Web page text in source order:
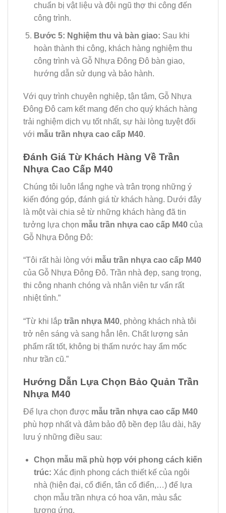
chuẩn bị vật liệu và đội ngũ thợ thi công đến
công trình.
Bước 5: Nghiệm thu và bàn giao: Sau khi
hoàn thành thi công, khách hàng nghiệm thu
công trình và Gỗ Nhựa Đông Đô bàn giao,
hướng dẫn sử dụng và bảo hành.
Với quy trình chuyên nghiệp, tận tâm, Gỗ Nhựa
Đông Đô cam kết mang đến cho quý khách hàng
trải nghiệm dịch vụ tốt nhất, sự hài lòng tuyệt đối
với mẫu trần nhựa cao cấp M40.
Đánh Giá Từ Khách Hàng Về Trần
Nhựa Cao Cấp M40
Chúng tôi luôn lắng nghe và trân trọng những ý
kiến đóng góp, đánh giá từ khách hàng. Dưới đây
là một vài chia sẻ từ những khách hàng đã tin
tưởng lựa chọn mẫu trần nhựa cao cấp M40 của
Gỗ Nhựa Đông Đô:
“Tôi rất hài lòng với mẫu trần nhựa cao cấp M40
của Gỗ Nhựa Đông Đô. Trần nhà đẹp, sang trọng,
thi công nhanh chóng và nhân viên tư vấn rất
nhiệt tình.”
“Từ khi lắp trần nhựa M40, phòng khách nhà tôi
trở nên sáng và sang hẳn lên. Chất lượng sản
phẩm rất tốt, không bị thấm nước hay ẩm mốc
như trần cũ.”
Hướng Dẫn Lựa Chọn Bảo Quản Trần
Nhựa M40
Để lựa chọn được mẫu trần nhựa cao cấp M40
phù hợp nhất và đảm bảo độ bền đẹp lâu dài, hãy
lưu ý những điều sau:
Chọn mẫu mã phù hợp với phong cách kiến
trúc: Xác định phong cách thiết kế của ngôi
nhà (hiện đại, cổ điển, tân cổ điển,…) để lựa
chọn mẫu trần nhựa có hoa văn, màu sắc
tương ứng.